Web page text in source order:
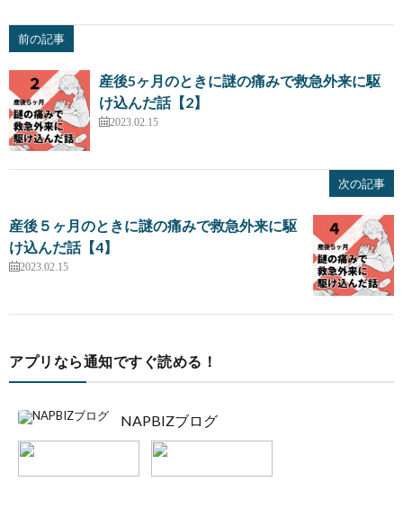
前の記事
産後5ヶ月のときに謎の痛みで救急外来に駆
け込んだ話【2】
2023.02.15
次の記事
産後５ヶ月のときに謎の痛みで救急外来に駆
け込んだ話【4】
2023.02.15
アプリなら通知ですぐ読める！
NAPBIZブログ